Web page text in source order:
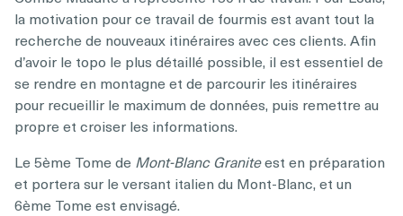
la motivation pour ce travail de fourmis est avant tout la
recherche de nouveaux itinéraires avec ces clients. Afin
d’avoir le topo le plus détaillé possible, il est essentiel de
se rendre en montagne et de parcourir les itinéraires
pour recueillir le maximum de données, puis remettre au
propre et croiser les informations.
Le 5ème Tome de Mont-Blanc Graniteest en préparation
et portera sur le versant italien du Mont-Blanc, et un
6ème Tome est envisagé.